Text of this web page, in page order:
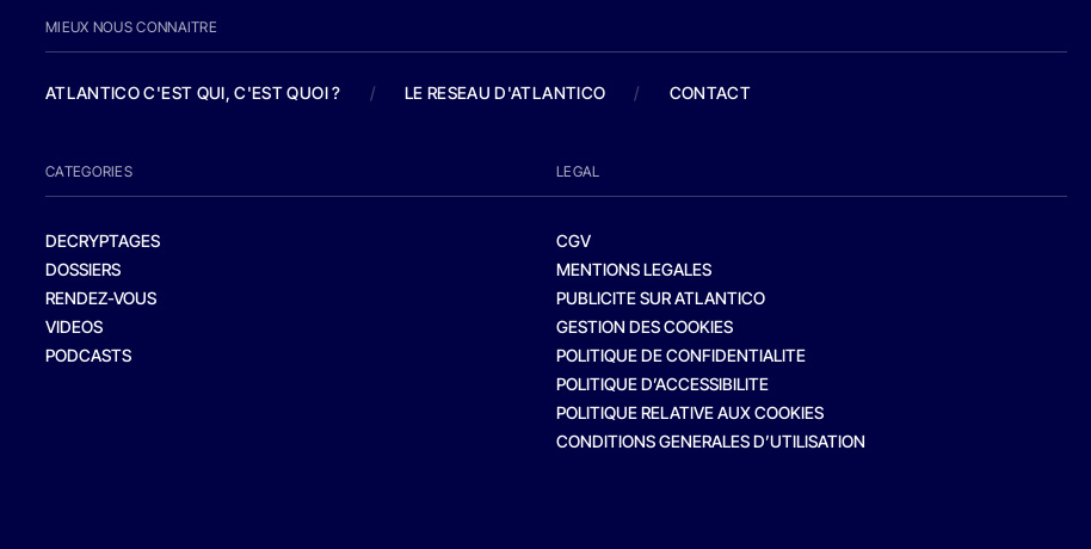
MIEUX NOUS CONNAITRE
ATLANTICO C'EST QUI, C'EST QUOI ? / LE RESEAU D'ATLANTICO / CONTACT
CATEGORIES
DECRYPTAGES
DOSSIERS
RENDEZ-VOUS
VIDEOS
PODCASTS
LEGAL
CGV
MENTIONS LEGALES
PUBLICITE SUR ATLANTICO
GESTION DES COOKIES
POLITIQUE DE CONFIDENTIALITE
POLITIQUE D’ACCESSIBILITE
POLITIQUE RELATIVE AUX COOKIES
CONDITIONS GENERALES D’UTILISATION